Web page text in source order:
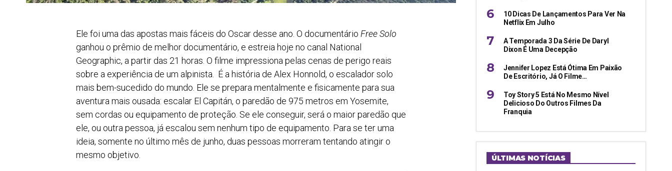
Ele foi uma das apostas mais fáceis do Oscar desse ano. O documentário Free Solo
ganhou o prêmio de melhor documentário, e estreia hoje no canal National
Geographic, a partir das 21 horas. O filme impressiona pelas cenas de perigo reais
sobre a experiência de um alpinista. É a história de Alex Honnold, o escalador solo
mais bem-sucedido do mundo. Ele se prepara mentalmente e fisicamente para sua
aventura mais ousada: escalar El Capitán, o paredão de 975 metros em Yosemite,
sem cordas ou equipamento de proteção. Se ele conseguir, será o maior paredão que
ele, ou outra pessoa, já escalou sem nenhum tipo de equipamento. Para se ter uma
ideia, somente no último mês de junho, duas pessoas morreram tentando atingir o
mesmo objetivo.
10 Dicas De Lançamentos Para Ver Na
Netflix Em Julho
A Temporada 3 Da Série De Daryl
Dixon É Uma Decepção
Jennifer Lopez Está Ótima Em Paixão
De Escritório, Já O Filme…
Toy Story 5 Está No Mesmo Nível
Delicioso Do Outros Filmes Da
Franquia
ÚLTIMAS NOTÍCIAS